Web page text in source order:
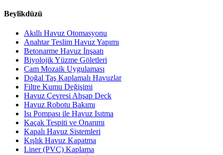
Beylikdüzü
Akıllı Havuz Otomasyonu
Anahtar Teslim Havuz Yapımı
Betonarme Havuz İnşaatı
Biyolojik Yüzme Göletleri
Cam Mozaik Uygulaması
Doğal Taş Kaplamalı Havuzlar
Filtre Kumu Değişimi
Havuz Çevresi Ahşap Deck
Havuz Robotu Bakımı
Isı Pompası ile Havuz Isıtma
Kaçak Tespiti ve Onarımı
Kapalı Havuz Sistemleri
Kışlık Havuz Kapatma
Liner (PVC) Kaplama